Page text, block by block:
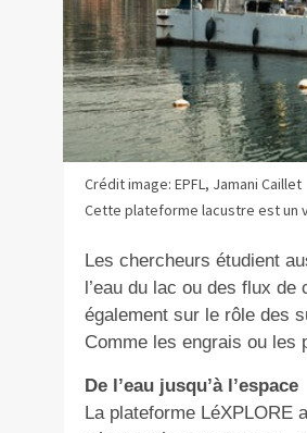
Crédit image: EPFL, Jamani Caillet
Cette plateforme lacustre est un
Les chercheurs étudient
l’eau du lac ou des flux
également sur le rôle des
Comme les engrais ou les
De l’eau jusqu’à l’espace
La plateforme LéXPLORE